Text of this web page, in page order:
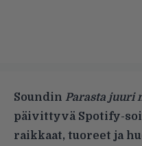
Soundin Parasta juuri
päivittyvä Spotify-
raikkaat, tuoreet ja